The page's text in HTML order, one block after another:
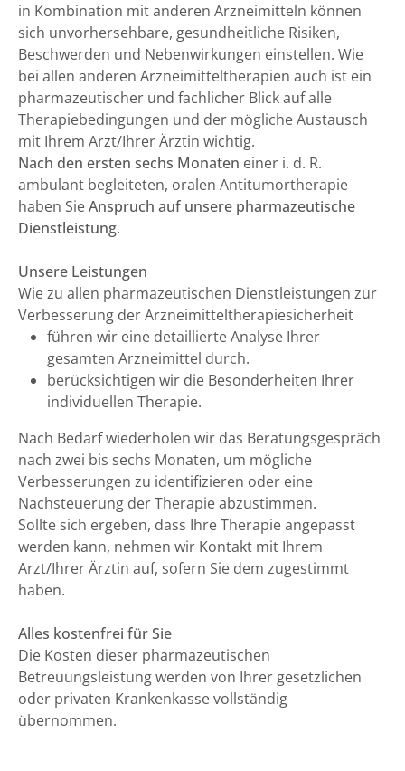
in Kombination mit anderen Arzneimitteln können
sich unvorhersehbare, gesundheitliche Risiken,
Beschwerden und Nebenwirkungen einstellen. Wie
bei allen anderen Arzneimitteltherapien auch ist ein
pharmazeutischer und fachlicher Blick auf alle
Therapiebedingungen und der mögliche Austausch
mit Ihrem Arzt/Ihrer Ärztin wichtig.
Nach den ersten sechs Monaten einer i. d. R.
ambulant begleiteten, oralen Antitumortherapie
haben SieAnspruch auf unsere pharmazeutische
Dienstleistung.
Unsere Leistungen
Wie zu allen pharmazeutischen Dienstleistungen zur
Verbesserung der Arzneimitteltherapiesicherheit
führen wir eine detaillierte Analyse Ihrer
gesamten Arzneimittel durch.
berücksichtigen wir die Besonderheiten Ihrer
individuellen Therapie.
Nach Bedarf wiederholen wir das Beratungsgespräch
nach zwei bis sechs Monaten, um mögliche
Verbesserungen zu identifizieren oder eine
Nachsteuerung der Therapie abzustimmen.
Sollte sich ergeben, dass Ihre Therapie angepasst
werden kann, nehmen wir Kontakt mit Ihrem
Arzt/Ihrer Ärztin auf, sofern Sie dem zugestimmt
haben.
Alles kostenfrei für Sie
Die Kosten dieser pharmazeutischen
Betreuungsleistung werden von Ihrer gesetzlichen
oder privaten Krankenkasse vollständig
übernommen.